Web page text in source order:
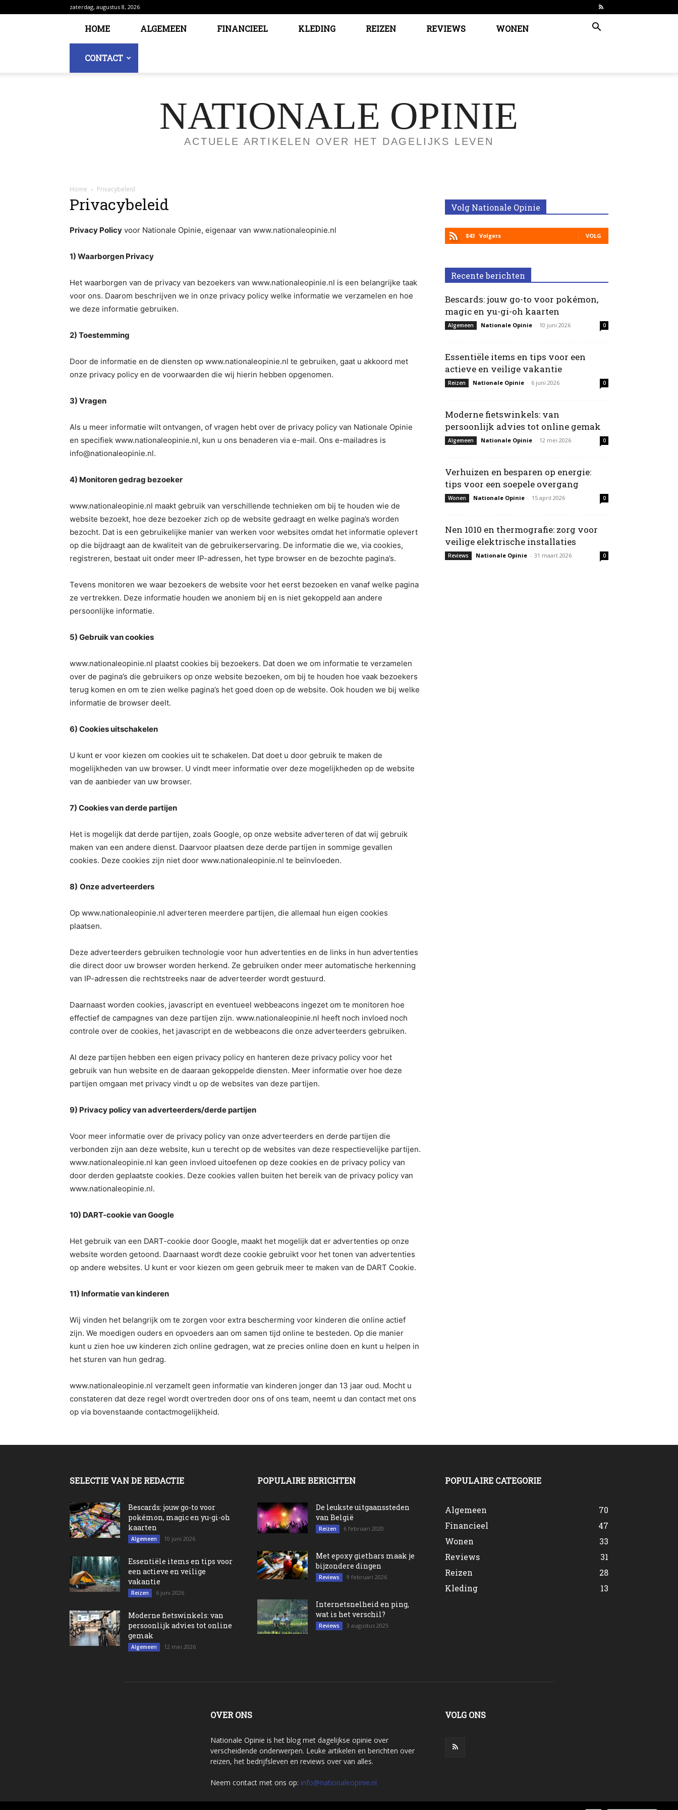
zaterdag, augustus 8, 2026
HOME ALGEMEEN FINANCIEEL KLEDING REIZEN REVIEWS WONEN
CONTACT
NATIONALE OPINIE
ACTUELE ARTIKELEN OVER HET DAGELIJKS LEVEN
Home Privacybeleid
Privacybeleid
Privacy Policy voor Nationale Opinie, eigenaar van www.nationaleopinie.nl
1) Waarborgen Privacy
Het waarborgen van de privacy van bezoekers van www.nationaleopinie.nl is een belangrijke taak
voor ons. Daarom beschrijven we in onze privacy policy welke informatie we verzamelen en hoe
we deze informatie gebruiken.
2) Toestemming
Door de informatie en de diensten op www.nationaleopinie.nl te gebruiken, gaat u akkoord met
onze privacy policy en de voorwaarden die wij hierin hebben opgenomen.
3) Vragen
Als u meer informatie wilt ontvangen, of vragen hebt over de privacy policy van Nationale Opinie
en specifiek www.nationaleopinie.nl, kun u ons benaderen via e-mail. Ons e-mailadres is
info@nationaleopinie.nl.
4) Monitoren gedrag bezoeker
www.nationaleopinie.nl maakt gebruik van verschillende technieken om bij te houden wie de
website bezoekt, hoe deze bezoeker zich op de website gedraagt en welke pagina’s worden
bezocht. Dat is een gebruikelijke manier van werken voor websites omdat het informatie oplevert
op die bijdraagt aan de kwaliteit van de gebruikerservaring. De informatie die we, via cookies,
registreren, bestaat uit onder meer IP-adressen, het type browser en de bezochte pagina’s.
Tevens monitoren we waar bezoekers de website voor het eerst bezoeken en vanaf welke pagina
ze vertrekken. Deze informatie houden we anoniem bij en is niet gekoppeld aan andere
persoonlijke informatie.
5) Gebruik van cookies
www.nationaleopinie.nl plaatst cookies bij bezoekers. Dat doen we om informatie te verzamelen
over de pagina’s die gebruikers op onze website bezoeken, om bij te houden hoe vaak bezoekers
terug komen en om te zien welke pagina’s het goed doen op de website. Ook houden we bij welke
informatie de browser deelt.
6) Cookies uitschakelen
U kunt er voor kiezen om cookies uit te schakelen. Dat doet u door gebruik te maken de
mogelijkheden van uw browser. U vindt meer informatie over deze mogelijkheden op de website
van de aanbieder van uw browser.
7) Cookies van derde partijen
Het is mogelijk dat derde partijen, zoals Google, op onze website adverteren of dat wij gebruik
maken van een andere dienst. Daarvoor plaatsen deze derde partijen in sommige gevallen
cookies. Deze cookies zijn niet door www.nationaleopinie.nl te beïnvloeden.
8) Onze adverteerders
Op www.nationaleopinie.nl adverteren meerdere partijen, die allemaal hun eigen cookies
plaatsen.
Deze adverteerders gebruiken technologie voor hun advertenties en de links in hun advertenties
die direct door uw browser worden herkend. Ze gebruiken onder meer automatische herkenning
van IP-adressen die rechtstreeks naar de adverteerder wordt gestuurd.
Daarnaast worden cookies, javascript en eventueel webbeacons ingezet om te monitoren hoe
effectief de campagnes van deze partijen zijn. www.nationaleopinie.nl heeft noch invloed noch
controle over de cookies, het javascript en de webbeacons die onze adverteerders gebruiken.
Al deze partijen hebben een eigen privacy policy en hanteren deze privacy policy voor het
gebruik van hun website en de daaraan gekoppelde diensten. Meer informatie over hoe deze
partijen omgaan met privacy vindt u op de websites van deze partijen.
9) Privacy policy van adverteerders/derde partijen
Voor meer informatie over de privacy policy van onze adverteerders en derde partijen die
verbonden zijn aan deze website, kun u terecht op de websites van deze respectievelijke partijen.
www.nationaleopinie.nl kan geen invloed uitoefenen op deze cookies en de privacy policy van
door derden geplaatste cookies. Deze cookies vallen buiten het bereik van de privacy policy van
www.nationaleopinie.nl.
10) DART-cookie van Google
Het gebruik van een DART-cookie door Google, maakt het mogelijk dat er advertenties op onze
website worden getoond. Daarnaast wordt deze cookie gebruikt voor het tonen van advertenties
op andere websites. U kunt er voor kiezen om geen gebruik meer te maken van de DART Cookie.
11) Informatie van kinderen
Wij vinden het belangrijk om te zorgen voor extra bescherming voor kinderen die online actief
zijn. We moedigen ouders en opvoeders aan om samen tijd online te besteden. Op die manier
kunt u zien hoe uw kinderen zich online gedragen, wat ze precies online doen en kunt u helpen in
het sturen van hun gedrag.
www.nationaleopinie.nl verzamelt geen informatie van kinderen jonger dan 13 jaar oud. Mocht u
constateren dat deze regel wordt overtreden door ons of ons team, neemt u dan contact met ons
op via bovenstaande contactmogelijkheid.
Volg Nationale Opinie
843 Volgers VOLG
Recente berichten
Bescards: jouw go-to voor pokémon,
magic en yu-gi-oh kaarten
Algemeen Nationale Opinie - 10 juni 2026 0
Essentiële items en tips voor een
actieve en veilige vakantie
Reizen Nationale Opinie - 6 juni 2026 0
Moderne fietswinkels: van
persoonlijk advies tot online gemak
Algemeen Nationale Opinie - 12 mei 2026 0
Verhuizen en besparen op energie:
tips voor een soepele overgang
Wonen Nationale Opinie - 15 april 2026 0
Nen 1010 en thermografie: zorg voor
veilige elektrische installaties
Reviews Nationale Opinie - 31 maart 2026 0
SELECTIE VAN DE REDACTIE
Bescards: jouw go-to voor
pokémon, magic en yu-gi-oh
kaarten
Algemeen 10 juni 2026
Essentiële items en tips voor
een actieve en veilige
vakantie
Reizen 6 juni 2026
Moderne fietswinkels: van
persoonlijk advies tot online
gemak
Algemeen 12 mei 2026
POPULAIRE BERICHTEN
De leukste uitgaanssteden
van België
Reizen 6 februari 2020
Met epoxy giethars maak je
bijzondere dingen
Reviews 9 februari 2026
Internetsnelheid en ping,
wat is het verschil?
Reviews 3 augustus 2025
POPULAIRE CATEGORIE
Algemeen
70
Financieel
47
Wonen
33
Reviews
31
Reizen
28
Kleding
13
OVER ONS
Nationale Opinie is het blog met dagelijkse opinie over
verscheidende onderwerpen. Leuke artikelen en berichten over
reizen, het bedrijfsleven en reviews over van alles.
Neem contact met ons op: info@nationaleopinie.nl
VOLG ONS